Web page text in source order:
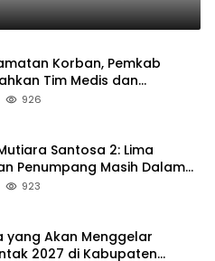
Korban, Pemkab
Tim Medis dan
Kalianget
926
Santosa 2: Lima
Penumpang Masih Dalam
923
yang Akan Menggelar
2027 di Kabupaten